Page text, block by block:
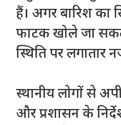
हैं। अगर बारिश का
फाटक खोले जा
स्थिति पर लगातार
स्थानीय लोगों से
और प्रशासन के